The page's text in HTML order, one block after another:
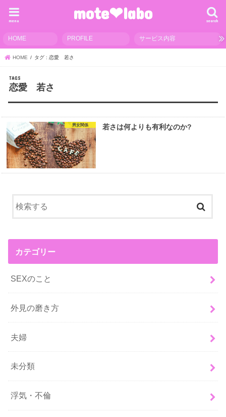
mote❤︎labo search
menu
HOME PROFILE サービス内容
HOME タグ : 恋愛 若さ
恋愛 若さ
男女関係 若さは何よりも有利なのか?
カテゴリー
SEXのこと
外見の磨き方
夫婦
未分類
浮気・不倫